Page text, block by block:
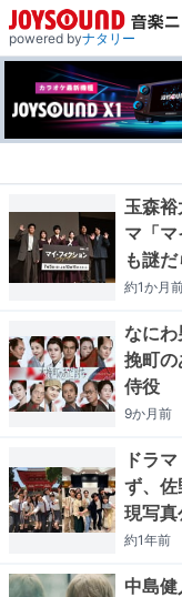
powered byナタリー
玉森
マ「
も謎
約1か月
なにわ
挽町の
侍役
9か月前
ドラ
ず、
現写真
約1年前
中島